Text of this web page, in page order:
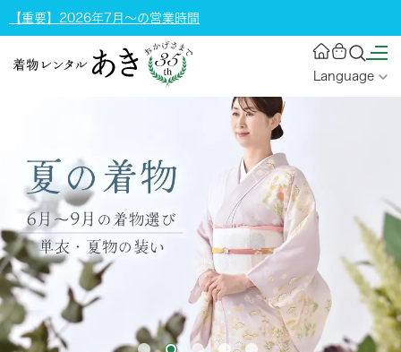
【重要】2026年7月～の営業時間
Language